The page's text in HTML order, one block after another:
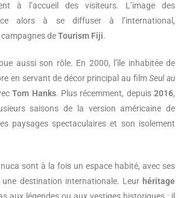
à l’accueil des visiteurs. L’image des
alors à se diffuser à l’international,
deTourism Fiji.
aussi son rôle. En 2000, l’île inhabitée de
en servant de décor principal au filmSeul au
Tom Hanks. Plus récemment, depuis2016,
saisons de la version américaine de
paysages spectaculaires et son isolement
sont à la fois un espace habité, avec ses
destination internationale. Leur héritage